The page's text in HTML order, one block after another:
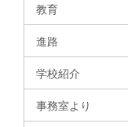
教育
進路
学校紹介
事務室より